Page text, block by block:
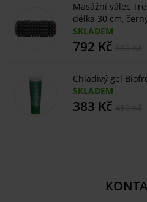
Masážní válec
délka 30 cm,
SKLADEM
792 Kč
Chladivý gel
SKLADEM
383 Kč